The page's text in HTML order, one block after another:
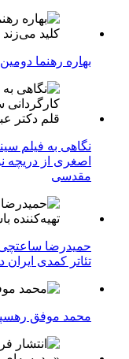
بهاره رهنما
نگاهی به فیلم
اصغری از دریچه
مقدسی
حمیدرضا ساعتچی،
تئاتر کمدی
محمد موفق